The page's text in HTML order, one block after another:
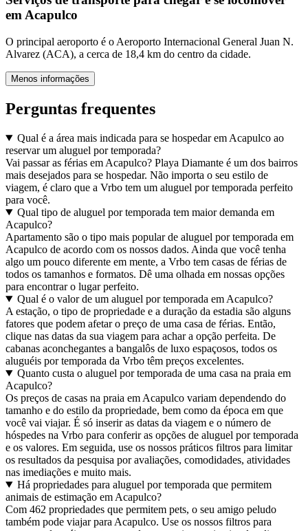
em Acapulco
O principal aeroporto é o Aeroporto Internacional General Juan N.
Alvarez (ACA), a cerca de 18,4 km do centro da cidade.
Menos informações
Perguntas frequentes
Qual é a área mais indicada para se hospedar em Acapulco ao
reservar um aluguel por temporada?
Vai passar as férias em Acapulco? Playa Diamante é um dos bairros
mais desejados para se hospedar. Não importa o seu estilo de
viagem, é claro que a Vrbo tem um aluguel por temporada perfeito
para você.
Qual tipo de aluguel por temporada tem maior demanda em
Acapulco?
Apartamento são o tipo mais popular de aluguel por temporada em
Acapulco de acordo com os nossos dados. Ainda que você tenha
algo um pouco diferente em mente, a Vrbo tem casas de férias de
todos os tamanhos e formatos. Dê uma olhada em nossas opções
para encontrar o lugar perfeito.
Qual é o valor de um aluguel por temporada em Acapulco?
A estação, o tipo de propriedade e a duração da estadia são alguns
fatores que podem afetar o preço de uma casa de férias. Então,
clique nas datas da sua viagem para achar a opção perfeita. De
cabanas aconchegantes a bangalôs de luxo espaçosos, todos os
aluguéis por temporada da Vrbo têm preços excelentes.
Quanto custa o aluguel por temporada de uma casa na praia em
Acapulco?
Os preços de casas na praia em Acapulco variam dependendo do
tamanho e do estilo da propriedade, bem como da época em que
você vai viajar. É só inserir as datas da viagem e o número de
hóspedes na Vrbo para conferir as opções de aluguel por temporada
e os valores. Em seguida, use os nossos práticos filtros para limitar
os resultados da pesquisa por avaliações, comodidades, atividades
nas imediações e muito mais.
Há propriedades para aluguel por temporada que permitem
animais de estimação em Acapulco?
Com 462 propriedades que permitem pets, o seu amigo peludo
também pode viajar para Acapulco. Use os nossos filtros para